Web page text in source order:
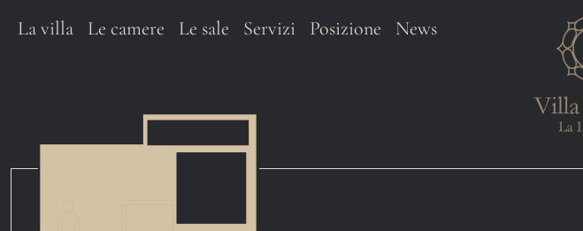
La villa Le camere Le sale Servizi Posizione News